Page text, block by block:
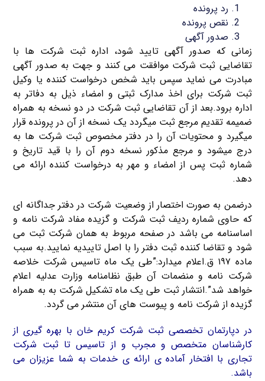
رد پرونده
نقص پرونده
صدور آگهی
زمانی که صدور آگهی تایید شود، اداره ثبت شرکت ها با
تقاضایی ثبت شرکت موافقت می کنند و جهت به صدور آگهی
مبادرت می نماید سپس باید شخص درخواست کننده یا وکیل
ثبت شرکت برای اخذ مدارک ثبتی و امضاء ذیل به دفاتر به
اداره برود.بعد از آن تقاضایی ثبت شرکت در دو نسخه به همراه
ضمیمه تقدیم مرجع ثبت میگردد یک نسخه از آن در پرونده قرار
میگیرد و محتویات آن را در دفتر مخصوص ثبت شرکت ها به
درج میشود و مرجع مذکور نسخه دوم آن را با قید تاریخ و
شماره ثبت پس از امضاء و مهر به درخواست کننده ارائه می
دهد.
درضمن به صورت اختصار از وضعیت شرکت در دفتر جداگانه ای
که حاوی شماره ردیف ثبت شرکت و گزیده مفاد شرکت نامه و
اساسنامه می باشد در صفحه مربوط به همان شرکت ثبت می
شود و تقاضا کننده ثبت دفتر را با اصل تاییدیه نمایید.به سبب
ماده ۱۹۷ ق.اعلام میدارد:”طی یک ماه تاسیس شرکت خلاصه
شرکت نامه و منضمات آن طبق نظامنامه وزارت عدلیه اعلام
خواهد شد”.انتشار ثبت طی یک ماه تشکیل شرکت به به همراه
گزیده از شرکت نامه و پیوست های آن منتشر می گردد.
در دپارتمان تخصصی ثبت شرکت کریم خان با بهره گیری از
کارشناسان متخصص و مجرب و از تاسیس تا ثبت شرکت
تجاری با افتخار آماده ی ارائه ی خدمات به شما عزیزان می
باشد.